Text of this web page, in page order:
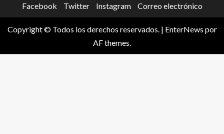
Facebook Twitter Instagram Correo electrónico
Copyright © Todos los derechos reservados. | EnterNews por
AF themes.